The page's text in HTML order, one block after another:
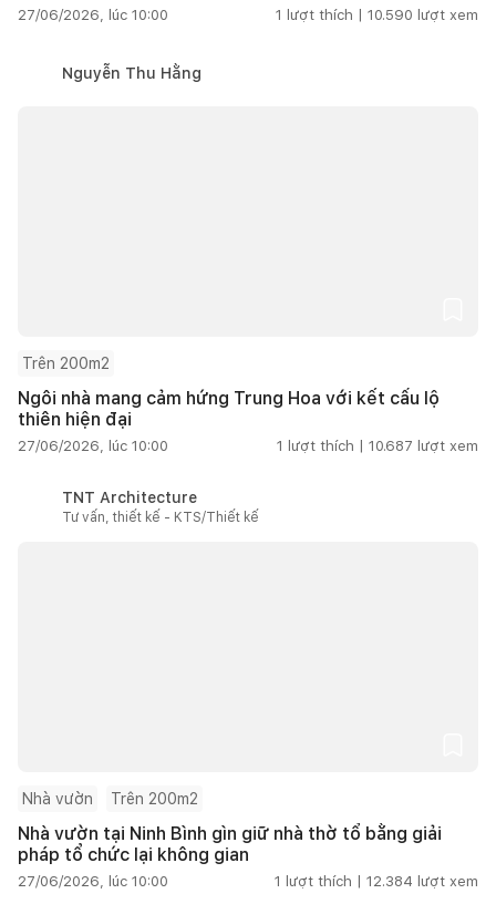
27/06/2026, lúc 10:00 1 lượt thích | 10.590 lượt xem
Nguyễn Thu Hằng
Trên 200m2
Ngôi nhà mang cảm hứng Trung Hoa với kết cấu lộ
thiên hiện đại
27/06/2026, lúc 10:00 1 lượt thích | 10.687 lượt xem
TNT Architecture
Tư vấn, thiết kế - KTS/Thiết kế
Nhà vườn Trên 200m2
Nhà vườn tại Ninh Bình gìn giữ nhà thờ tổ bằng giải
pháp tổ chức lại không gian
27/06/2026, lúc 10:00 1 lượt thích | 12.384 lượt xem